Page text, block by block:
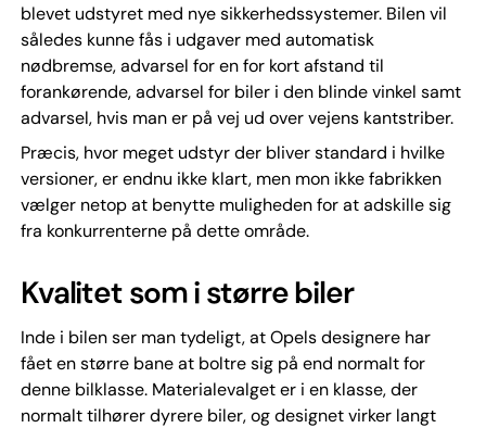
blevet udstyret med nye sikkerhedssystemer. Bilen vil
således kunne fås i udgaver med automatisk
nødbremse, advarsel for en for kort afstand til
forankørende, advarsel for biler i den blinde vinkel samt
advarsel, hvis man er på vej ud over vejens kantstriber.
Præcis, hvor meget udstyr der bliver standard i hvilke
versioner, er endnu ikke klart, men mon ikke fabrikken
vælger netop at benytte muligheden for at adskille sig
fra konkurrenterne på dette område.
Kvalitet som i større biler
Inde i bilen ser man tydeligt, at Opels designere har
fået en større bane at boltre sig på end normalt for
denne bilklasse. Materialevalget er i en klasse, der
normalt tilhører dyrere biler, og designet virker langt